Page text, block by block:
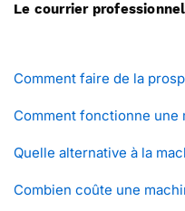
Le courrier professionnel
Comment faire de la
Comment fonctionne une
Quelle alternative à la
Combien coûte une